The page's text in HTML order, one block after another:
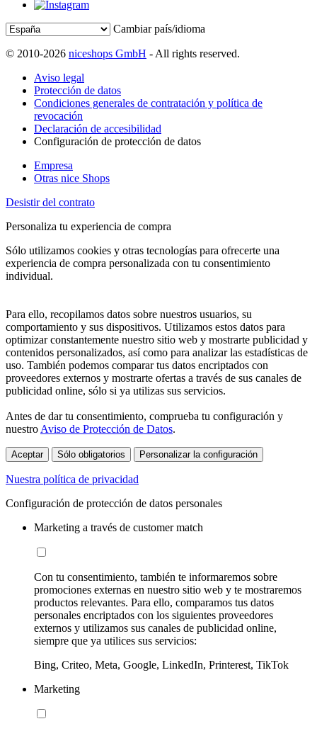
Cambiar país/idioma
© 2010-2026 niceshops GmbH - All rights reserved.
Aviso legal
Protección de datos
Condiciones generales de contratación y política de
revocación
Declaración de accesibilidad
Configuración de protección de datos
Empresa
Otras nice Shops
Desistir del contrato
Personaliza tu experiencia de compra
Sólo utilizamos cookies y otras tecnologías para ofrecerte una
experiencia de compra personalizada con tu consentimiento
individual.
Para ello, recopilamos datos sobre nuestros usuarios, su
comportamiento y sus dispositivos. Utilizamos estos datos para
optimizar constantemente nuestro sitio web y mostrarte publicidad y
contenidos personalizados, así como para analizar las estadísticas de
uso. También podemos comparar tus datos encriptados con
proveedores externos y mostrarte ofertas a través de sus canales de
publicidad online, sólo si ya utilizas sus servicios.
Antes de dar tu consentimiento, comprueba tu configuración y
nuestro Aviso de Protección de Datos.
Aceptar Sólo obligatorios Personalizar la configuración
Nuestra política de privacidad
Configuración de protección de datos personales
Marketing a través de customer match
Con tu consentimiento, también te informaremos sobre
promociones externas en nuestro sitio web y te mostraremos
productos relevantes. Para ello, comparamos tus datos
personales encriptados con los siguientes proveedores
externos y utilizamos sus canales de publicidad online,
siempre que ya utilices sus servicios:
Bing, Criteo, Meta, Google, LinkedIn, Printerest, TikTok
Marketing